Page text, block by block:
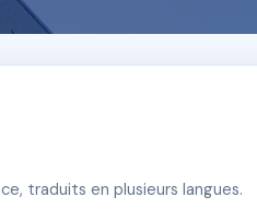
traduits en plusieurs langues.